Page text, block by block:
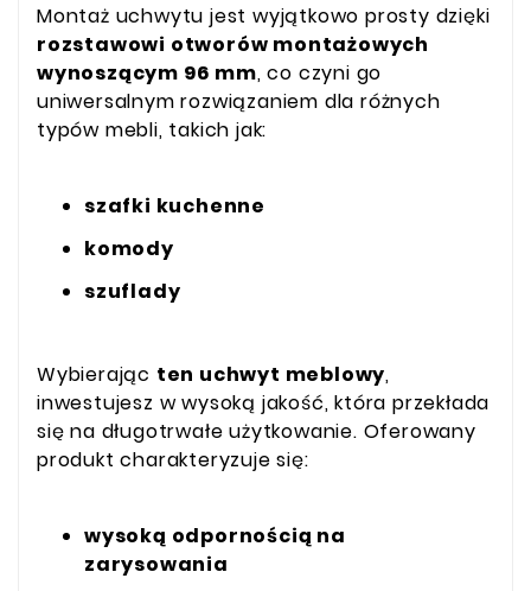
Montaż uchwytu jest wyjątkowo prosty dzięki
rozstawowi otworów montażowych
wynoszącym 96 mm, co czyni go
uniwersalnym rozwiązaniem dla różnych
typów mebli, takich jak:
szafki kuchenne
komody
szuflady
Wybierając ten uchwyt meblowy,
inwestujesz w wysoką jakość, która przekłada
się na długotrwałe użytkowanie. Oferowany
produkt charakteryzuje się:
wysoką odpornością na
zarysowania